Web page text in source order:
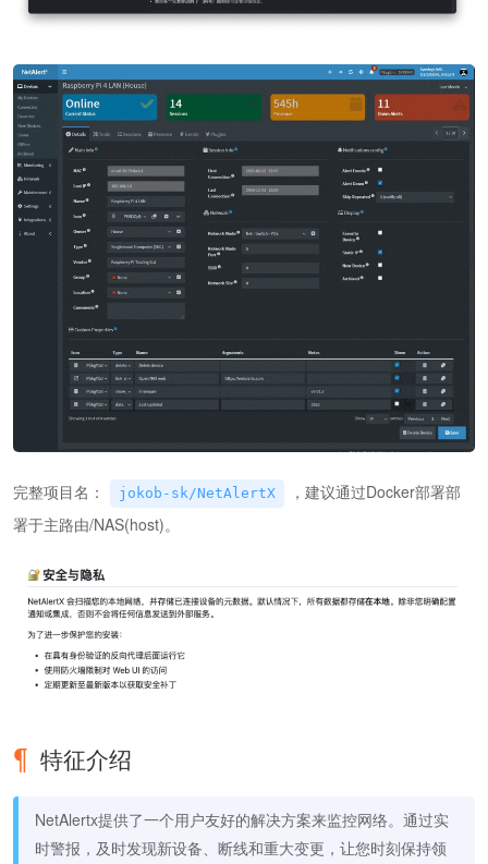
完整项目名： jokob-sk/NetAlertX
，建议通过Docker部署部
署于主路由/NAS(host)。
特征介绍
NetAlertx提供了一个用户友好的解决方案来监控网络。通过实
时警报，及时发现新设备、断线和重大变更，让您时刻保持领